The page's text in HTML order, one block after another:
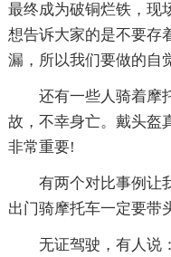
最终成为破铜烂铁，现
想告诉大家的是不要存
漏，所以我们要做的自
还有一些人骑着摩
故，不幸身亡。戴头盔
非常重要!
有两个对比事例让
出门骑摩托车一定要带
无证驾驶，有人说